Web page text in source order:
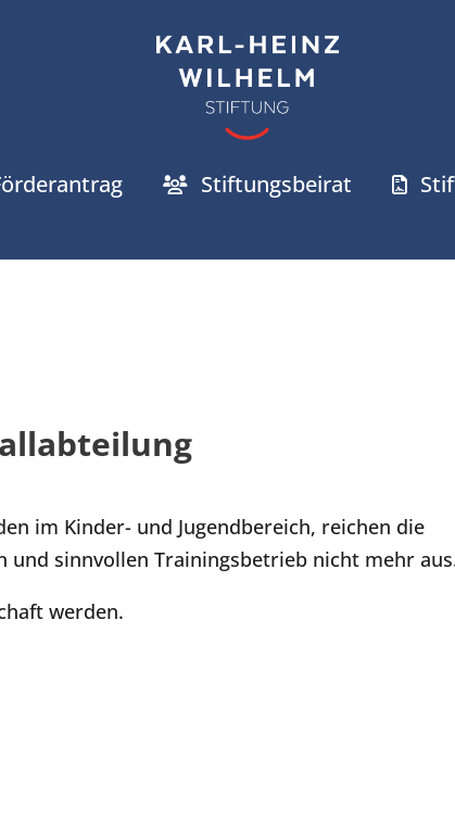
Stiftungsbeirat
im Kinder- und Jugendbereich, reichen die
und sinnvollen Trainingsbetrieb nicht mehr
werden.